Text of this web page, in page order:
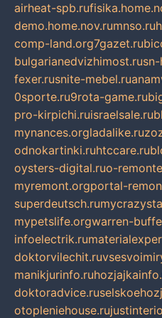
airheat-spb.ru
demo.home.nov.rumnso.ru
comp-land.org7gazet.ru
bulgarianedvizhimost.ru
fexer.rusnite-mebel.ru
0sporte.ru9rota-game.ru
pro-kirpichi.ruisraelsale.ru
mynances.orgladalike.ru
odnokartinki.ruhtccare.ru
oysters-digital.ruo-
myremont.orgportal-
superdeutsch.ru
mypetslife.orgwarren-
infoelectrik.ru
doktorvilechit.ru
manikjurinfo.ru
doktoradvice.ru
otopleniehouse.ru